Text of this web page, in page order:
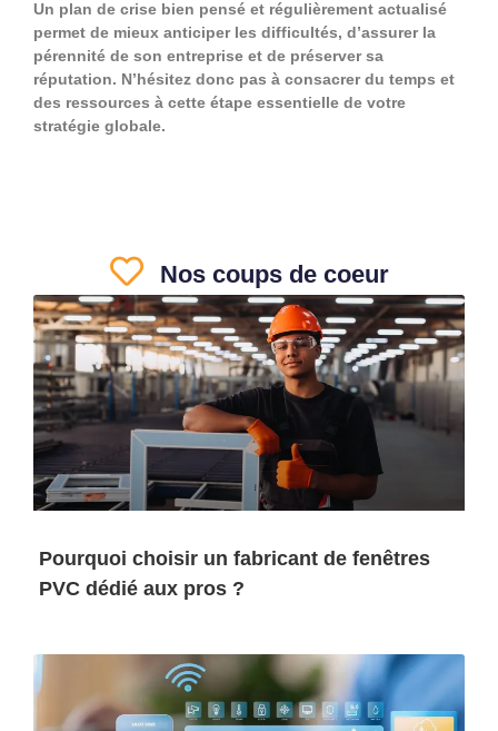
Un plan de crise bien pensé et régulièrement actualisé
permet de mieux anticiper les difficultés, d’assurer la
pérennité de son entreprise et de préserver sa
réputation. N’hésitez donc pas à consacrer du temps et
des ressources à cette étape essentielle de votre
stratégie globale.
Nos coups de coeur
Pourquoi choisir un fabricant de fenêtres
PVC dédié aux pros ?